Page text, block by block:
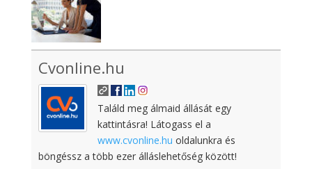
Cvonline.hu
Találd meg álmaid állását egy
kattintásra! Látogass el a
www.cvonline.hu oldalunkra és
böngéssz a több ezer álláslehetőség között!